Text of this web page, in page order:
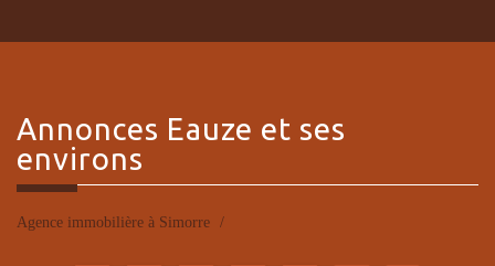
Annonces Eauze et ses
environs
Agence immobilière à Simorre